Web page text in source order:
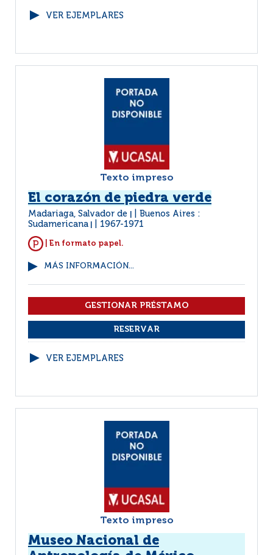
VER EJEMPLARES
Texto impreso
El corazón de piedra verde
Madariaga, Salvador de
Buenos Aires :
Sudamericana
1967-1971
| En formato papel.
MÁS INFORMACIÓN...
VER EJEMPLARES
Texto impreso
Museo Nacional de